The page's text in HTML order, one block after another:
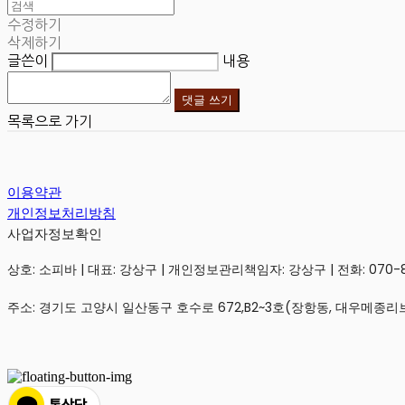
수정하기
삭제하기
글쓴이
내용
댓글 쓰기
목록으로 가기
이용약관
개인정보처리방침
사업자정보확인
상호: 소피바 | 대표: 강상구 | 개인정보관리책임자: 강상구 | 전화:
주소: 경기도 고양시 일산동구 호수로 672,B2~3호(장항동, 대우메종